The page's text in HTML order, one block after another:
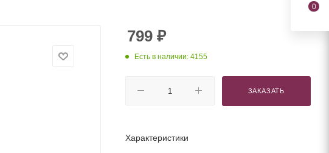
799 ₽
Есть в наличии: 4155
ЗАКАЗАТЬ
Характеристики
0